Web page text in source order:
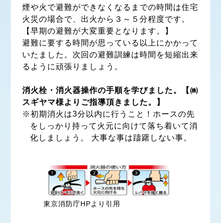
煙や火で避難ができなくなるまでの時間は住宅
火災の場合で、出火から３～５分程度です。
【早期の避難が大変重要となります。】
避難に要する時間が思っている以上にかかって
いたました。次回の避難訓練は時間を短縮出来
るように頑張りましょう。
消火栓・消火器操作の手順を学びました。【㈱
スギヤマ様よりご指導頂きました。】
※初期消火は3分以内に行うこと！ホースの先
をしっかり持って火元に向けて落ち着いて消
化しましょう。 大事な事は躊躇しない事。
東京消防庁HPより引用